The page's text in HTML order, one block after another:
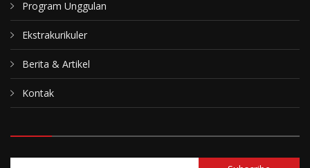
Program Unggulan
Ekstrakurikuler
Berita & Artikel
Kontak